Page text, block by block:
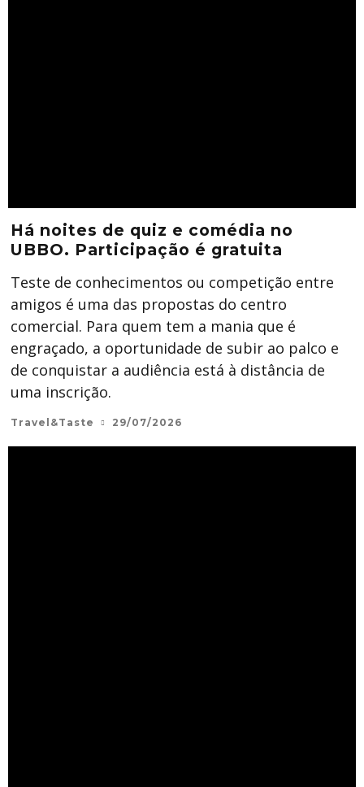
Há noites de quiz e comédia no
UBBO. Participação é gratuita
Teste de conhecimentos ou competição entre
amigos é uma das propostas do centro
comercial. Para quem tem a mania que é
engraçado, a oportunidade de subir ao palco e
de conquistar a audiência está à distância de
uma inscrição.
Travel&Taste 29/07/2026